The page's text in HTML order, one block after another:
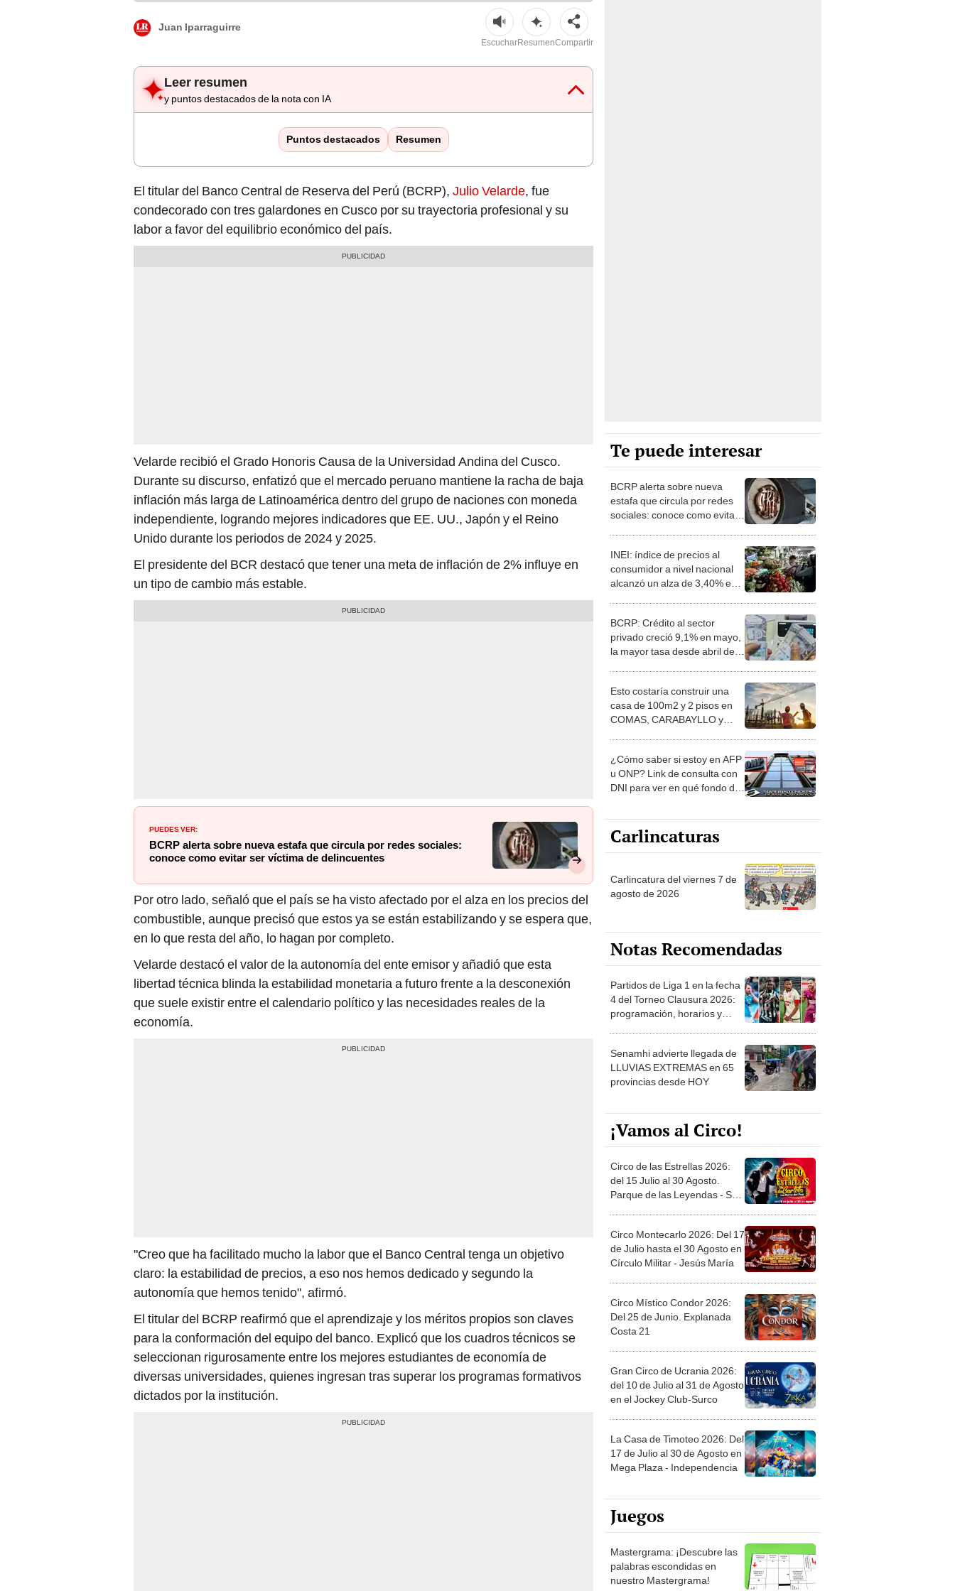
Juan Iparraguirre
EscucharResumenCompartir
Leer resumen
y puntos destacados de la nota con IA
Puntos destacados Resumen
El titular del Banco Central de Reserva del Perú (BCRP), Julio Velarde, fue
condecorado con tres galardones en Cusco por su trayectoria profesional y su
labor a favor del equilibrio económico del país.
Velarde recibió el Grado Honoris Causa de la Universidad Andina del Cusco.
Durante su discurso, enfatizó que el mercado peruano mantiene la racha de baja
inflación más larga de Latinoamérica dentro del grupo de naciones con moneda
independiente, logrando mejores indicadores que EE. UU., Japón y el Reino
Unido durante los periodos de 2024 y 2025.
El presidente del BCR destacó que tener una meta de inflación de 2% influye en
un tipo de cambio más estable.
PUEDES VER:
BCRP alerta sobre nueva estafa que circula por redes sociales:
conoce como evitar ser víctima de delincuentes
Por otro lado, señaló que el país se ha visto afectado por el alza en los precios del
combustible, aunque precisó que estos ya se están estabilizando y se espera que,
en lo que resta del año, lo hagan por completo.
Velarde destacó el valor de la autonomía del ente emisor y añadió que esta
libertad técnica blinda la estabilidad monetaria a futuro frente a la desconexión
que suele existir entre el calendario político y las necesidades reales de la
economía.
"Creo que ha facilitado mucho la labor que el Banco Central tenga un objetivo
claro: la estabilidad de precios, a eso nos hemos dedicado y segundo la
autonomía que hemos tenido", afirmó.
El titular del BCRP reafirmó que el aprendizaje y los méritos propios son claves
para la conformación del equipo del banco. Explicó que los cuadros técnicos se
seleccionan rigurosamente entre los mejores estudiantes de economía de
diversas universidades, quienes ingresan tras superar los programas formativos
dictados por la institución.
Te puede interesar
BCRP alerta sobre nueva
estafa que circula por redes
sociales: conoce como evitar
INEI: índice de precios al
consumidor a nivel nacional
alcanzó un alza de 3,40% en
BCRP: Crédito al sector
privado creció 9,1% en mayo,
la mayor tasa desde abril de
Esto costaría construir una
casa de 100m2 y 2 pisos en
COMAS, CARABAYLLO y
¿Cómo saber si estoy en AFP
u ONP? Link de consulta con
DNI para ver en qué fondo de
Carlincaturas
Carlincatura del viernes 7 de
agosto de 2026
Notas Recomendadas
Partidos de Liga 1 en la fecha
4 del Torneo Clausura 2026:
programación, horarios y
Senamhi advierte llegada de
LLUVIAS EXTREMAS en 65
provincias desde HOY
¡Vamos al Circo!
Circo de las Estrellas 2026:
del 15 Julio al 30 Agosto.
Parque de las Leyendas - San
Circo Montecarlo 2026: Del 17
de Julio hasta el 30 Agosto en
Círculo Militar - Jesús María
Circo Místico Condor 2026:
Del 25 de Junio. Explanada
Costa 21
Gran Circo de Ucrania 2026:
del 10 de Julio al 31 de Agosto
en el Jockey Club-Surco
La Casa de Timoteo 2026: Del
17 de Julio al 30 de Agosto en
Mega Plaza - Independencia
Juegos
Mastergrama: ¡Descubre las
palabras escondidas en
nuestro Mastergrama!